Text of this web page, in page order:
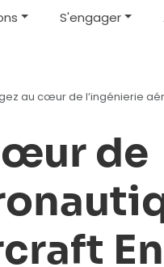
S'engager
au cœur de l’ingénierie
de